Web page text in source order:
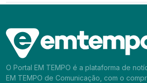
O Portal EM TEMPO é a plataforma de
EM TEMPO de Comunicação, com o